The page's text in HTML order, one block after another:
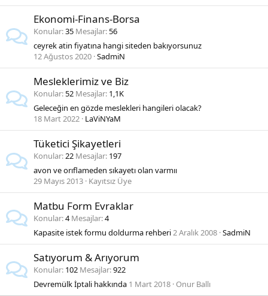
Ekonomi-Finans-Borsa
Konular 35 Mesajlar 56
ceyrek atin fiyatına hangi siteden bakıyorsunuz
12 Ağustos 2020 SadmiN
Mesleklerimiz ve Biz
Konular 52 Mesajlar 1,1K
Geleceğin en gözde meslekleri hangileri olacak?
18 Mart 2022 LaViNYaM
Tüketici Şikayetleri
Konular 22 Mesajlar 197
avon ve orıflameden sıkayetı olan varmıı
29 Mayıs 2013 Kayıtsız Üye
Matbu Form Evraklar
Konular 4 Mesajlar 4
Kapasite istek formu doldurma rehberi2 Aralık 2008 SadmiN
Satıyorum & Arıyorum
Konular 102 Mesajlar 922
Devremülk İptali hakkında 1 Mart 2018 Onur Ballı